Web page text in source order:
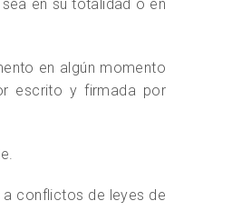
en su totalidad o en
en algún momento
escrito y firmada por
a conflictos de leyes de